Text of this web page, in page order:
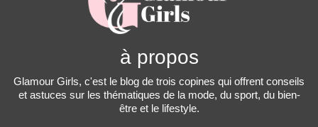
à propos
Glamour Girls, c'est le blog de trois copines qui offrent conseils
et astuces sur les thématiques de la mode, du sport, du bien-
être et le lifestyle.